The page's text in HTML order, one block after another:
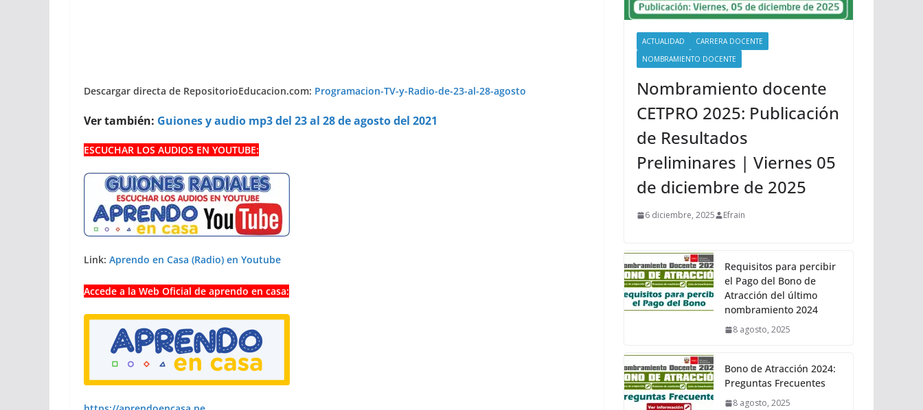
Descargar directa de RepositorioEducacion.com: Programacion-TV-y-Radio-de-23-al-28-agosto
Ver también: Guiones y audio mp3 del 23 al 28 de agosto del 2021
ESCUCHAR LOS AUDIOS EN YOUTUBE:
Link: Aprendo en Casa (Radio) en Youtube
Accede a la Web Oficial de aprendo en casa:
ACTUALIDAD
CARRERA DOCENTE
NOMBRAMIENTO DOCENTE
Nombramiento docente
CETPRO 2025: Publicación
de Resultados
Preliminares | Viernes 05
de diciembre de 2025
6 diciembre, 2025 Efrain
Requisitos para percibir
el Pago del Bono de
Atracción del último
nombramiento 2024
8 agosto, 2025
Bono de Atracción 2024:
Preguntas Frecuentes
8 agosto, 2025